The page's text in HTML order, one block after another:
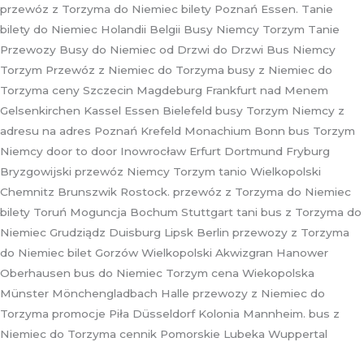
przewóz z Torzyma do Niemiec bilety Poznań Essen. Tanie
bilety do Niemiec Holandii Belgii Busy Niemcy Torzym Tanie
Przewozy Busy do Niemiec od Drzwi do Drzwi Bus Niemcy
Torzym Przewóz z Niemiec do Torzyma busy z Niemiec do
Torzyma ceny Szczecin Magdeburg Frankfurt nad Menem
Gelsenkirchen Kassel Essen Bielefeld busy Torzym Niemcy z
adresu na adres Poznań Krefeld Monachium Bonn bus Torzym
Niemcy door to door Inowrocław Erfurt Dortmund Fryburg
Bryzgowijski przewóz Niemcy Torzym tanio Wielkopolski
Chemnitz Brunszwik Rostock. przewóz z Torzyma do Niemiec
bilety Toruń Moguncja Bochum Stuttgart tani bus z Torzyma do
Niemiec Grudziądz Duisburg Lipsk Berlin przewozy z Torzyma
do Niemiec bilet Gorzów Wielkopolski Akwizgran Hanower
Oberhausen bus do Niemiec Torzym cena Wiekopolska
Münster Mönchengladbach Halle przewozy z Niemiec do
Torzyma promocje Piła Düsseldorf Kolonia Mannheim. bus z
Niemiec do Torzyma cennik Pomorskie Lubeka Wuppertal